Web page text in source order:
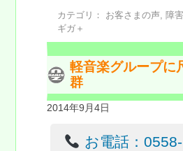
カテゴリ： お客さまの声, 障
ギガ＋
軽音楽グループに
群
2014年9月4日
お電話：